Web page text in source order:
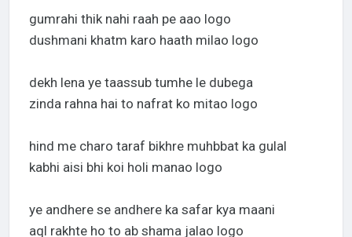
gumrahi thik nahi raah pe aao logo
dushmani khatm karo haath milao logo
dekh lena ye taassub tumhe le dubega
zinda rahna hai to nafrat ko mitao logo
hind me charo taraf bikhre muhbbat ka gulal
kabhi aisi bhi koi holi manao logo
ye andhere se andhere ka safar kya maani
aql rakhte ho to ab shama jalao logo